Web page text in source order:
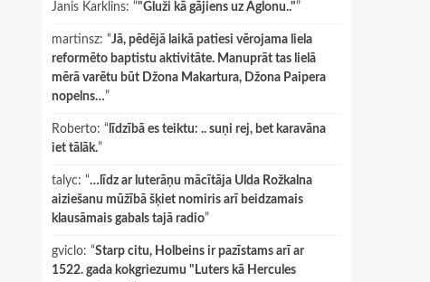
Janis Karklins: “"Gluži kā gājiens uz Aglonu.."”
martinsz: “Jā, pēdējā laikā patiesi vērojama liela
reformēto baptistu aktivitāte. Manuprāt tas lielā
mērā varētu būt Džona Makartura, Džona Paipera
nopelns…”
Roberto: “ līdzībā es teiktu: .. suņi rej, bet karavāna
iet tālāk.”
talyc: “…līdz ar luterāņu mācītāja Ulda Rožkalna
aiziešanu mūžībā šķiet nomiris arī beidzamais
klausāmais gabals tajā radio”
gviclo: “Starp citu, Holbeins ir pazīstams arī ar
1522. gada kokgriezumu "Luters kā Hercules